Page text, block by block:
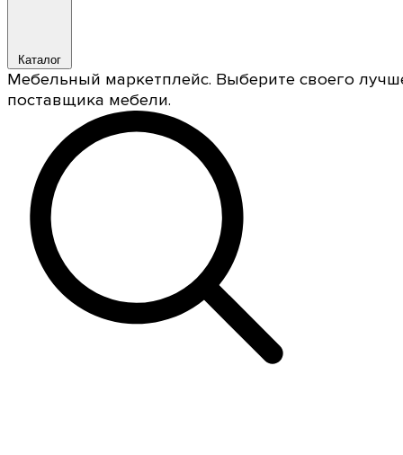
Каталог
Мебельный маркетплейс. Выберите своего
поставщика мебели.